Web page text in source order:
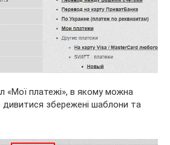
«Мої платежі», в якому можна
збережені шаблони та